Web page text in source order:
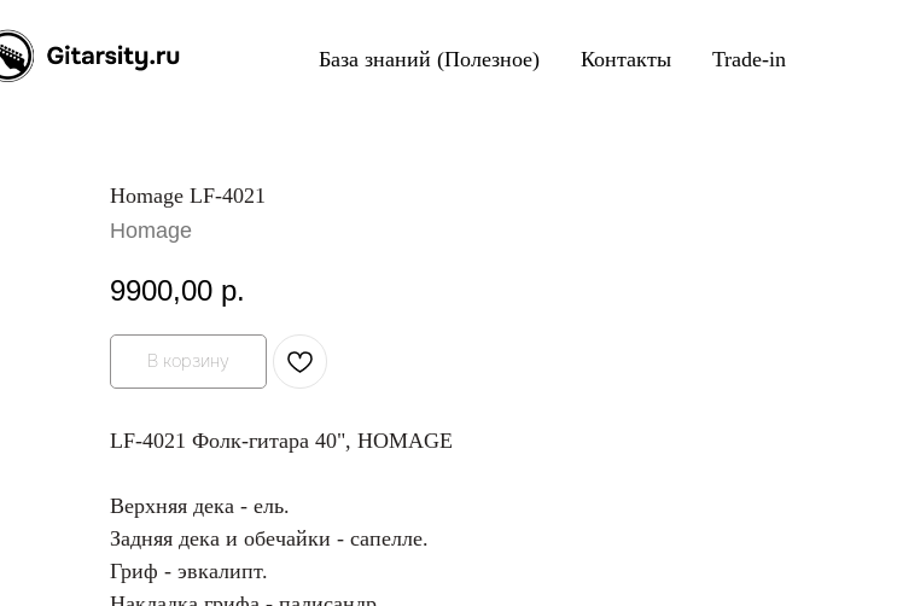
База знаний (Полезное) Контакты Trade-in
Homage LF-4021
Homage
9900,00 р.
В корзину
LF-4021 Фолк-гитара 40", HOMAGE
Верхняя дека - ель.
Задняя дека и обечайки - сапелле.
Гриф - эвкалипт.